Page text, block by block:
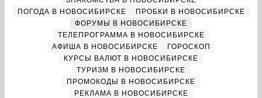
ПОГОДА В НОВОСИБИРСКЕ
ПРОБКИ В НОВОСИБИРСКЕ
ФОРУМЫ В НОВОСИБИРСКЕ
ТЕЛЕПРОГРАММА В НОВОСИБИРСКЕ
АФИША В НОВОСИБИРСКЕ
ГОРОСКОП
КУРСЫ ВАЛЮТ В НОВОСИБИРСКЕ
ТУРИЗМ В НОВОСИБИРСКЕ
ПРОМОКОДЫ В НОВОСИБИРСКЕ
РЕКЛАМА В НОВОСИБИРСКЕ